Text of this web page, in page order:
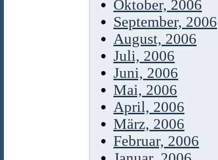
Oktober, 2006
September, 2006
August, 2006
Juli, 2006
Juni, 2006
Mai, 2006
April, 2006
März, 2006
Februar, 2006